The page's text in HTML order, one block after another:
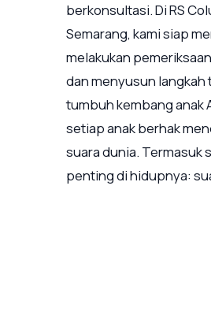
berkonsultasi. Di RS
Semarang, kami siap
melakukan pemeriksaan
dan menyusun langkah
tumbuh kembang anak
setiap anak berhak
suara dunia. Termasuk
penting di hidupnya: